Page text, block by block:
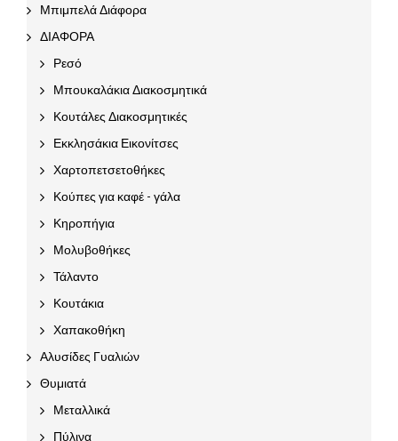
Μπιμπελά Διάφορα
ΔΙΑΦΟΡΑ
Ρεσό
Μπουκαλάκια Διακοσμητικά
Κουτάλες Διακοσμητικές
Εκκλησάκια Εικονίτσες
Χαρτοπετσετοθήκες
Κούπες για καφέ - γάλα
Κηροπήγια
Μολυβοθήκες
Τάλαντο
Κουτάκια
Χαπακοθήκη
Αλυσίδες Γυαλιών
Θυμιατά
Μεταλλικά
Πύλινα